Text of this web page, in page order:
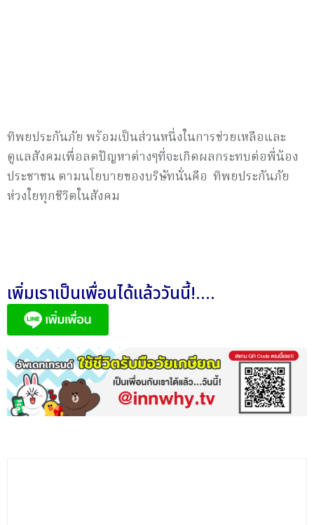
ทิพยประกันภัย พร้อมเป็นส่วนหนึ่งในการช่วยเหลือและ
ดูแลสังคมเพื่อลดปัญหาต่างๆที่จะเกิดผลกระทบต่อพี่น้อง
ประชาชน ตามนโยบายของบริษัทนั่นคือ ทิพยประกันภัย
ห่วงใยทุกชีวิตในสังคม
เพิ่มเราเป็นเพื่อนได้แล้ววันนี้!....